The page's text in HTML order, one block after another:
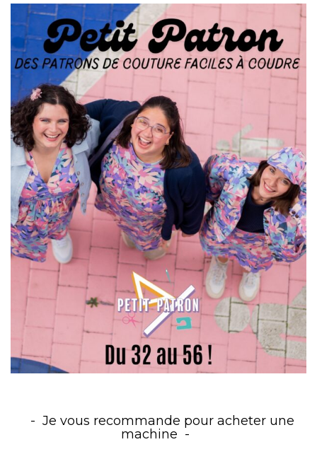
Je vous recommande pour acheter une
machine